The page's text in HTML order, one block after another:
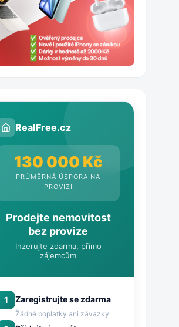
RealFree.cz
130 000 Kč
PRŮMĚRNÁ ÚSPORA NA
PROVIZI
Prodejte nemovitost
bez provize
Inzerujte zdarma, přímo
zájemcům
1 Zaregistrujte se zdarma
Žádné poplatky ani závazky